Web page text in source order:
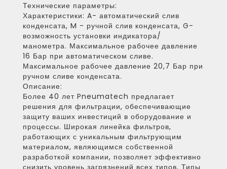
Технические параметры:
Характеристики: A- автоматический слив
конденсата, M - ручной слив конденсата, G-
возможность установки индикатора/
манометра. Максимальное рабочее давление
16 Бар при автоматическом сливе.
Максимальное рабочее давление 20,7 Бар при
ручном сливе конденсата.
Описание:
Более 40 лет Pneumatech предлагает
решения для фильтрации, обеспечивающие
защиту ваших инвестиций в оборудование и
процессы. Широкая линейка фильтров,
работающих с уникальным фильтрующим
материалом, являющимся собственной
разработкой компании, позволяет эффективно